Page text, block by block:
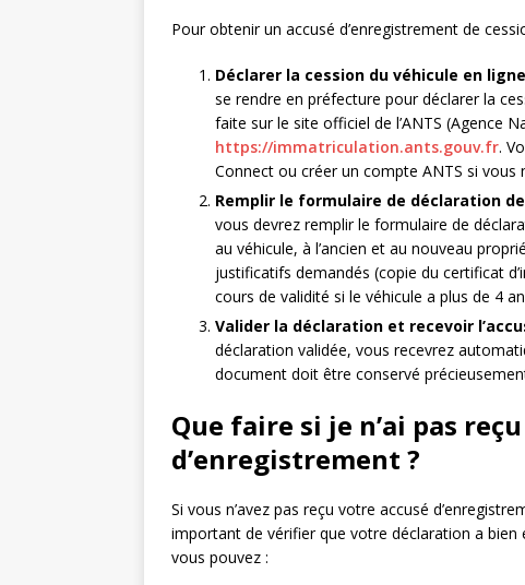
Pour obtenir un accusé d’enregistrement de
Déclarer la cession du véhicule en ligne
se rendre en préfecture pour déclarer la
faite sur le site officiel de l’ANTS (Agence
https://immatriculation.ants.gouv.fr.
Connect ou créer un compte ANTS si vous
Remplir le formulaire de déclaration
vous devrez remplir le formulaire de
au véhicule, à l’ancien et au nouveau
justificatifs demandés (copie du certificat
cours de validité si le véhicule a plus de 4
Valider la déclaration et recevoir
déclaration validée, vous recevrez
document doit être conservé
Que faire si je n’ai pas
d’enregistrement ?
Si vous n’avez pas reçu votre accusé
important de vérifier que votre déclaration a bien
vous pouvez :